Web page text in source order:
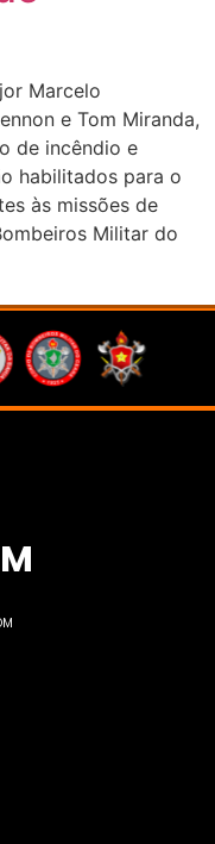
Marcelo
e Tom Miranda,
de incêndio e
habilitados para o
às missões de
Militar do